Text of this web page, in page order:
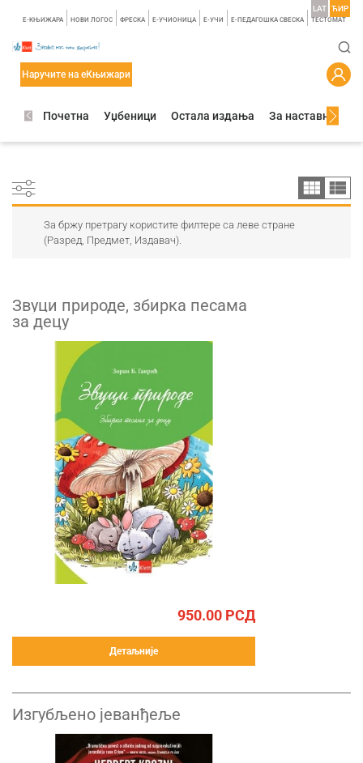
E-КЊИЖАРА НОВИ ЛОГОС ФРЕСКА E-УЧИОНИЦА E-УЧИ Е-ПЕДАГОШКА СВЕСКА TЕСТОМАТ
LAT ЋИР
Наручите на еКњижари
Почетна Уџбеници Остала издања За наставнике
За бржу претрагу користите филтере са леве стране
(Разред, Предмет, Издавач).
Звуци природе, збирка песама
за децу
950.00 РСД
Детаљније
Изгубљено јеванђеље